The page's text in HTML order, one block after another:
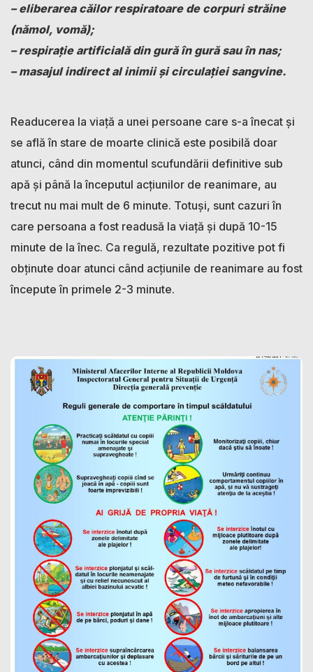
– eliberarea căilor respiratoare de corpuri străine
(nămol, vomă);
– respiraţie artificială din gură în gură sau în nas;
– masajul indirect al inimii şi circulaţiei sangvine.
Readucerea la viaţă a unei persoane care s-a înecat şi
se află în stare de moarte clinică este posibilă doar
atunci, când din momentul scufundării definitive sub
apă şi până la începutul acţiunilor de reanimare, au
trecut nu mai mult de 6 minute. Totuși, sunt cazuri în
care persoana a fost readusă la viață și după 10-15
minute de la înec. Ca regulă, rezultate pozitive pot fi
obţinute doar atunci când acţiunile de reanimare au fost
începute în primele 2-3 minute.